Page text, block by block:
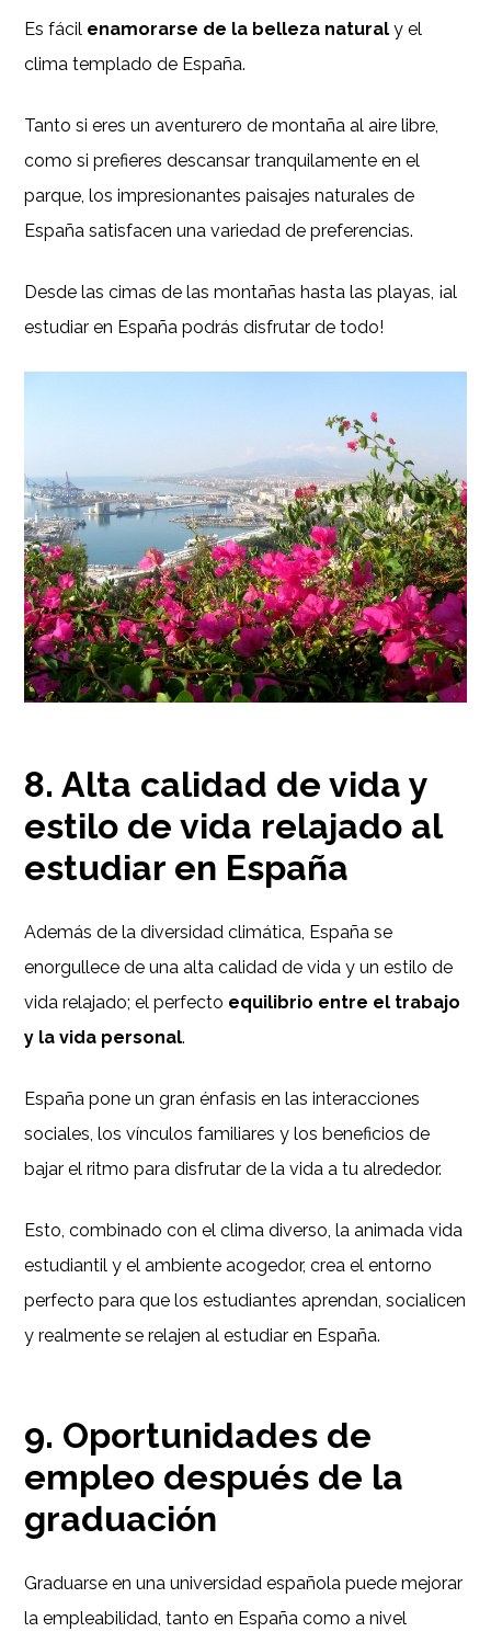
Es fácil enamorarse de la belleza natural y el
clima templado de España.
Tanto si eres un aventurero de montaña al aire libre,
como si prefieres descansar tranquilamente en el
parque, los impresionantes paisajes naturales de
España satisfacen una variedad de preferencias.
Desde las cimas de las montañas hasta las playas, ¡al
estudiar en España podrás disfrutar de todo!
8. Alta calidad de vida y
estilo de vida relajado al
estudiar en España
Además de la diversidad climática, España se
enorgullece de una alta calidad de vida y un estilo de
vida relajado; el perfecto equilibrio entre el trabajo
y la vida personal.
España pone un gran énfasis en las interacciones
sociales, los vínculos familiares y los beneficios de
bajar el ritmo para disfrutar de la vida a tu alrededor.
Esto, combinado con el clima diverso, la animada vida
estudiantil y el ambiente acogedor, crea el entorno
perfecto para que los estudiantes aprendan, socialicen
y realmente se relajen al estudiar en España.
9. Oportunidades de
empleo después de la
graduación
Graduarse en una universidad española puede mejorar
la empleabilidad, tanto en España como a nivel